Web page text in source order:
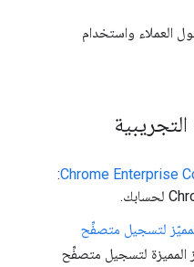
العملاء واستخدام
:
لتسجيل متصفِّح
المميزة لتسجيل متصفِّح